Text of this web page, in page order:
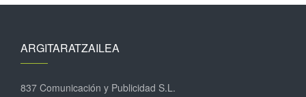
ARGITARATZAILEA
837 Comunicación y Publicidad S.L.